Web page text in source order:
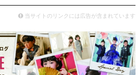
当サイトのリンクには広告が含まれています